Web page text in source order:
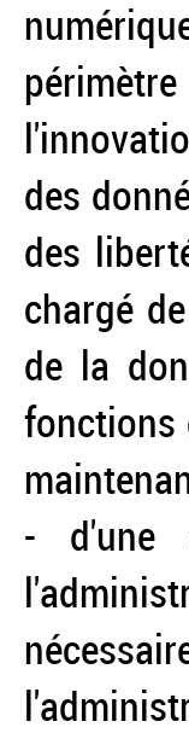
des
des
chargé
de la
fonctions
- d'une